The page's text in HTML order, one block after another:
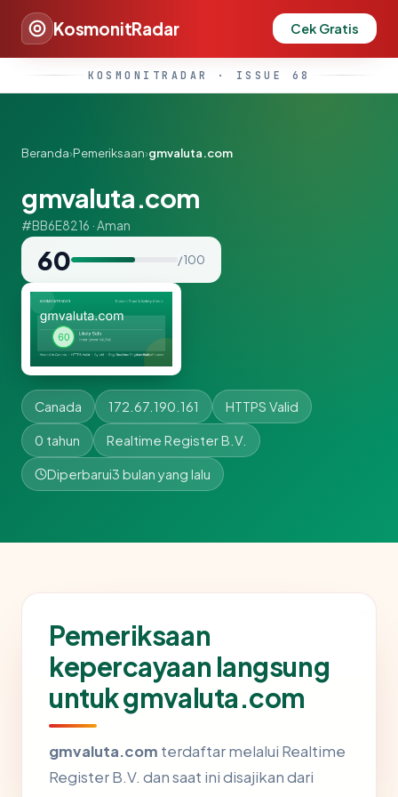
KosmonitRadar Cek Gratis
KOSMONITRADAR · ISSUE 68
Beranda›Pemeriksaan›gmvaluta.com
gmvaluta.com
#BB6E8216 · Aman
60 / 100
Canada 172.67.190.161 HTTPS Valid
0 tahun Realtime Register B.V.
Diperbarui3 bulan yang lalu
Pemeriksaan
kepercayaan langsung
untuk gmvaluta.com
gmvaluta.com terdaftar melalui Realtime
Register B.V. dan saat ini disajikan dari